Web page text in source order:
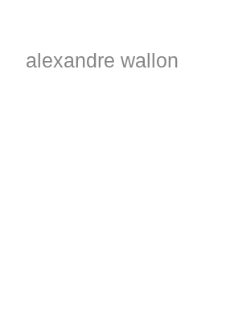
alexandre wallon